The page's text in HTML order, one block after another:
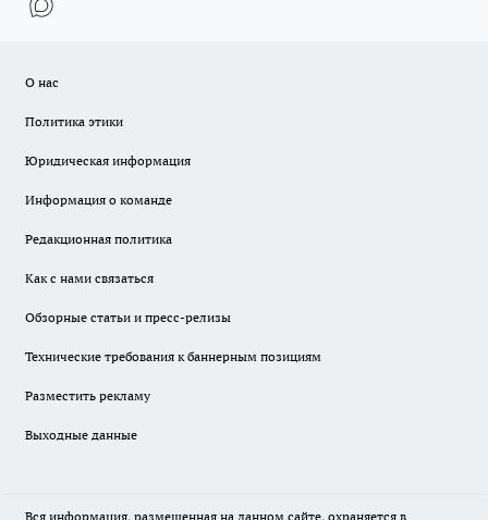
О нас
Политика этики
Юридическая информация
Информация о команде
Редакционная политика
Как с нами связаться
Обзорные статьи и пресс-релизы
Технические требования к баннерным позициям
Разместить рекламу
Выходные данные
Вся информация, размещенная на данном сайте, охраняется в